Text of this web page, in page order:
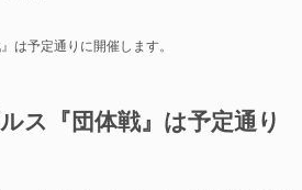
は予定通りに開催します。
ス『団体戦』は予定通り